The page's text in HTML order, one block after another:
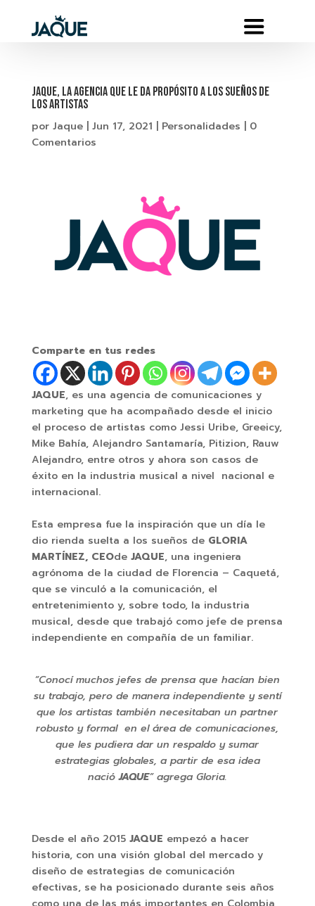
JAQUE, LA AGENCIA QUE LE DA PROPÓSITO A LOS SUEÑOS DE
LOS ARTISTAS
por Jaque| Jun 17, 2021 Personalidades
0
Comentarios
Comparte en tus redes
JAQUE, es una agencia de comunicaciones y
marketing que ha acompañado desde el inicio
el proceso de artistas como Jessi Uribe, Greeicy,
Mike Bahía, Alejandro Santamaría, Pitizion, Rauw
Alejandro, entre otros y ahora son casos de
éxito en la industria musical a nivel nacional e
internacional.
Esta empresa fue la inspiración que un día le
dio rienda suelta a los sueños de GLORIA
MARTÍNEZ, CEOdeJAQUE, una ingeniera
agrónoma de la ciudad de Florencia – Caquetá,
que se vinculó a la comunicación, el
entretenimiento y, sobre todo, la industria
musical, desde que trabajó como jefe de prensa
independiente en compañía de un familiar.
“Conocí muchos jefes de prensa que hacían bien
su trabajo, pero de manera independiente y sentí
que los artistas también necesitaban un partner
robusto y formal en el área de comunicaciones,
que les pudiera dar un respaldo y sumar
estrategias globales, a partir de esa idea
nacióJAQUE” agrega Gloria.
Desde el año 2015 JAQUE empezó a hacer
historia, con una visión global del mercado y
diseño de estrategias de comunicación
efectivas, se ha posicionado durante seis años